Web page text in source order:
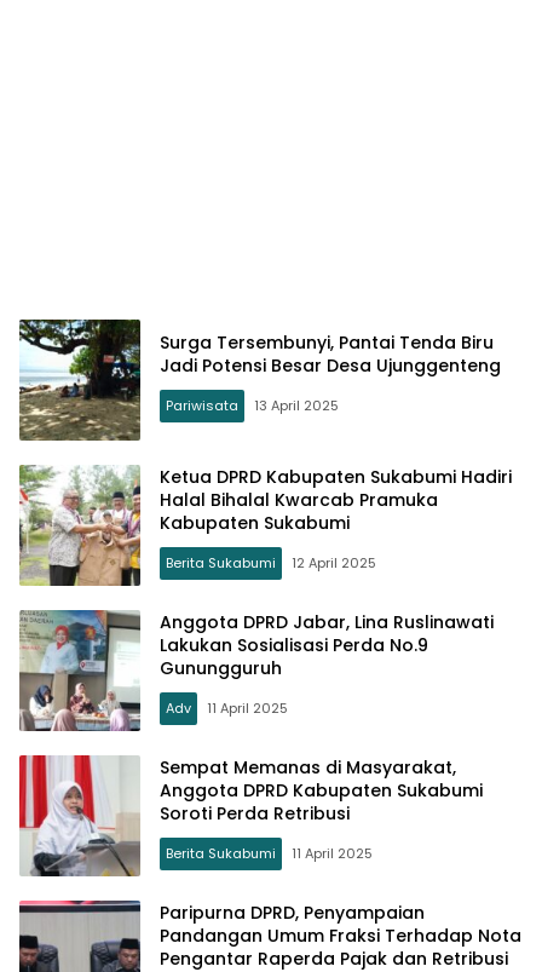
Surga Tersembunyi, Pantai Tenda Biru
Jadi Potensi Besar Desa Ujunggenteng
Pariwisata 13 April 2025
Ketua DPRD Kabupaten Sukabumi Hadiri
Halal Bihalal Kwarcab Pramuka
Kabupaten Sukabumi
Berita Sukabumi 12 April 2025
Anggota DPRD Jabar, Lina Ruslinawati
Lakukan Sosialisasi Perda No.9
Gunungguruh
Adv 11 April 2025
Sempat Memanas di Masyarakat,
Anggota DPRD Kabupaten Sukabumi
Soroti Perda Retribusi
Berita Sukabumi 11 April 2025
Paripurna DPRD, Penyampaian
Pandangan Umum Fraksi Terhadap Nota
Pengantar Raperda Pajak dan Retribusi